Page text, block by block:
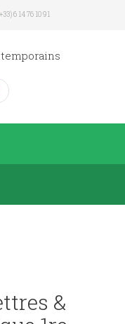
6 14 76 10 91
&